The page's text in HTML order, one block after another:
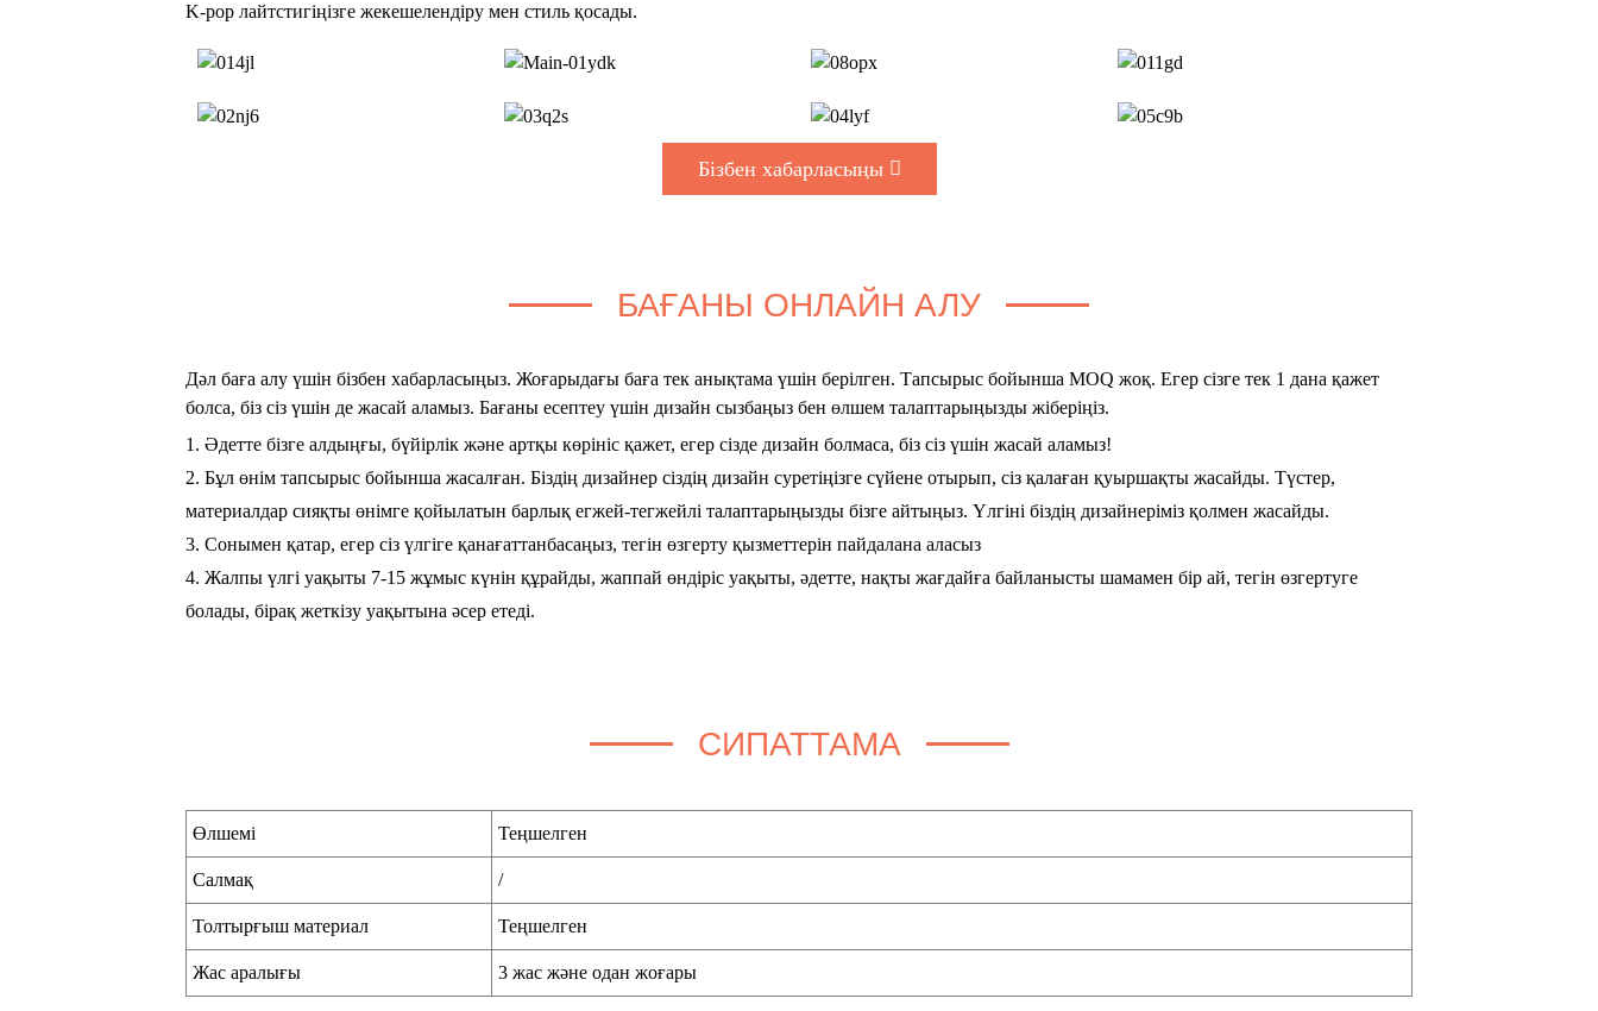
K-pop лайтстигіңізге жекешелендіру мен стиль қосады.
Бізбен хабарласыңы
БАҒАНЫ ОНЛАЙН АЛУ
Дәл баға алу үшін бізбен хабарласыңыз. Жоғарыдағы баға тек анықтама үшін берілген. Тапсырыс бойынша MOQ жоқ. Егер сізге тек 1 дана қажет
болса, біз сіз үшін де жасай аламыз. Бағаны есептеу үшін дизайн сызбаңыз бен өлшем талаптарыңызды жіберіңіз.
1. Әдетте бізге алдыңғы, бүйірлік және артқы көрініс қажет, егер сізде дизайн болмаса, біз сіз үшін жасай аламыз!
2. Бұл өнім тапсырыс бойынша жасалған. Біздің дизайнер сіздің дизайн суретіңізге сүйене отырып, сіз қалаған қуыршақты жасайды. Түстер,
материалдар сияқты өнімге қойылатын барлық егжей-тегжейлі талаптарыңызды бізге айтыңыз. Үлгіні біздің дизайнеріміз қолмен жасайды.
3. Сонымен қатар, егер сіз үлгіге қанағаттанбасаңыз, тегін өзгерту қызметтерін пайдалана аласыз
4. Жалпы үлгі уақыты 7-15 жұмыс күнін құрайды, жаппай өндіріс уақыты, әдетте, нақты жағдайға байланысты шамамен бір ай, тегін өзгертуге
болады, бірақ жеткізу уақытына әсер етеді.
СИПАТТАМА
Өлшемі Теңшелген
Салмақ /
Толтырғыш материал Теңшелген
Жас аралығы 3 жас және одан жоғары